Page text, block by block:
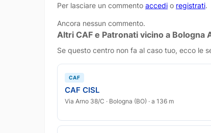
Per lasciare un commento accedi o registrati.
Ancora nessun commento.
Altri CAF e Patronati vicino a Bologna
Se questo centro non fa al caso tuo, ecco le
CAF
CAF CISL
Via Arno 38/C · Bologna (BO) · a 136 m